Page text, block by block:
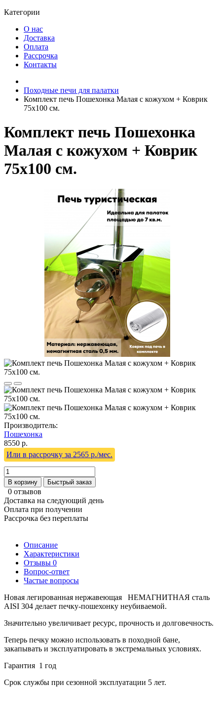
Категории
О нас
Доставка
Оплата
Рассрочка
Контакты
Походные печи для палатки
Комплект печь Пошехонка Малая с кожухом + Коврик
75х100 см.
Комплект печь Пошехонка
Малая с кожухом + Коврик
75х100 см.
Производитель:
Пошехонка
8550 р.
Или в рассрочку за 2565 р./мес.
В корзину Быстрый заказ
0 отзывов
Доставка на следующий день
Оплата при получении
Рассрочка без переплаты
Описание
Характеристики
Отзывы 0
Вопрос-ответ
Частые вопросы
Новая легированная нержавеющая НЕМАГНИТНАЯ сталь
AISI 304 делает печку-пошехонку неубиваемой.
Значительно увеличивает ресурс, прочность и долговечность.
Теперь печку можно использовать в походной бане,
закапывать и эксплуатировать в экстремальных условиях.
Гарантия 1 год
Срок службы при сезонной эксплуатации 5 лет.